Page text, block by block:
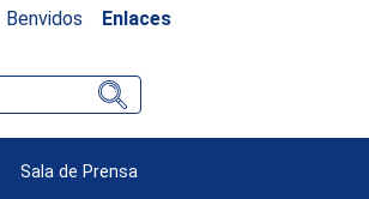
Benvidos Enlaces
Sala de Prensa